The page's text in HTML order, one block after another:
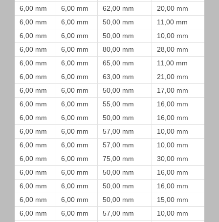
6,00 mm
6,00 mm 62,00 mm
20,00 mm
6,00 mm
6,00 mm 50,00 mm
11,00 mm
6,00 mm
6,00 mm 50,00 mm
10,00 mm
6,00 mm
6,00 mm 80,00 mm
28,00 mm
6,00 mm
6,00 mm 65,00 mm
11,00 mm
6,00 mm
6,00 mm 63,00 mm
21,00 mm
6,00 mm
6,00 mm 50,00 mm
17,00 mm
6,00 mm
6,00 mm 55,00 mm
16,00 mm
6,00 mm
6,00 mm 50,00 mm
16,00 mm
6,00 mm
6,00 mm 57,00 mm
10,00 mm
6,00 mm
6,00 mm 57,00 mm
10,00 mm
6,00 mm
6,00 mm 75,00 mm
30,00 mm
6,00 mm
6,00 mm 50,00 mm
16,00 mm
6,00 mm
6,00 mm 50,00 mm
16,00 mm
6,00 mm
6,00 mm 50,00 mm
15,00 mm
6,00 mm
6,00 mm 57,00 mm
10,00 mm